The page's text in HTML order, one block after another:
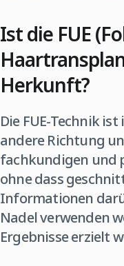
Ist die FUE
Herkunft?
Die FUE-Technik
andere Richtung
fachkundigen und
ohne dass
Informationen
Nadel verwenden
Ergebnisse erzielt